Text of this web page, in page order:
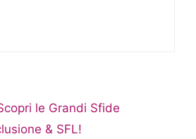
le Grandi Sfide
& SFL!